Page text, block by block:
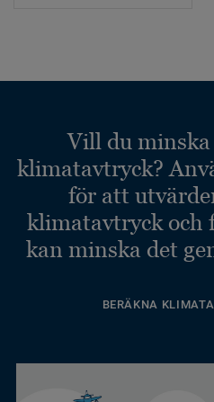
Vill du
klimatavtryck?
för att
klimatavtryck och
kan minska det
BERÄKNA